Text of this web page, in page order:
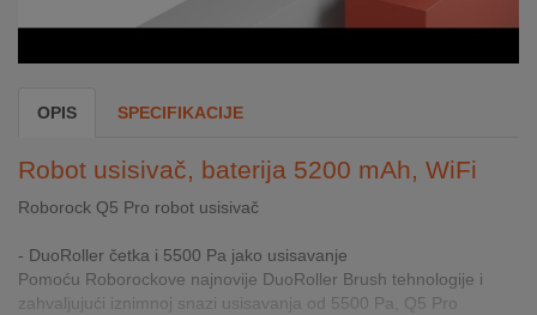
MOJ
NOVO
U
PONUDI
OPIS SPECIFIKACIJE
Robot usisivač, baterija 5200 mAh, WiFi
Roborock Q5 Pro robot usisivač
- DuoRoller četka i 5500 Pa jako usisavanje
Pomoću Roborockove najnovije DuoRoller Brush tehnologije i
zahvaljujući iznimnoj snazi usisavanja od 5500 Pa, Q5 Pro